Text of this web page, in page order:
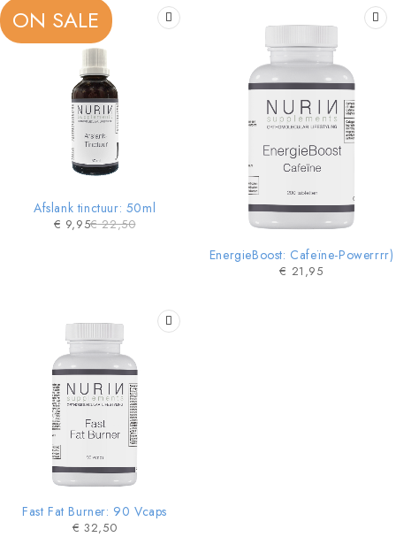
ON SALE
Afslank tinctuur: 50ml
€22,50
€ 9,95
EnergieBoost: Cafeïne-Powerrrr)
€ 21,95
Fast Fat Burner: 90 Vcaps
€ 32,50